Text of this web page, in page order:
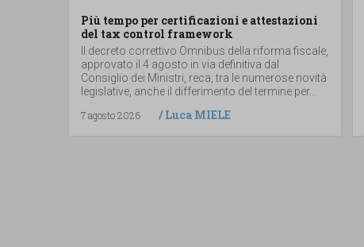
Più tempo per certificazioni e attestazioni
del tax control framework
Il decreto correttivo Omnibus della riforma fiscale,
approvato il 4 agosto in via definitiva dal
Consiglio dei Ministri, reca, tra le numerose novità
legislative, anche il differimento del termine per...
7 agosto 2026
/Luca MIELE